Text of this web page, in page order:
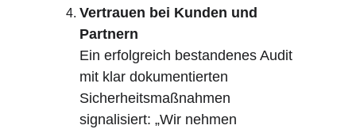
Vertrauen bei Kunden und
Partnern
Ein erfolgreich bestandenes Audit
mit klar dokumentierten
Sicherheitsmaßnahmen
signalisiert: „Wir nehmen